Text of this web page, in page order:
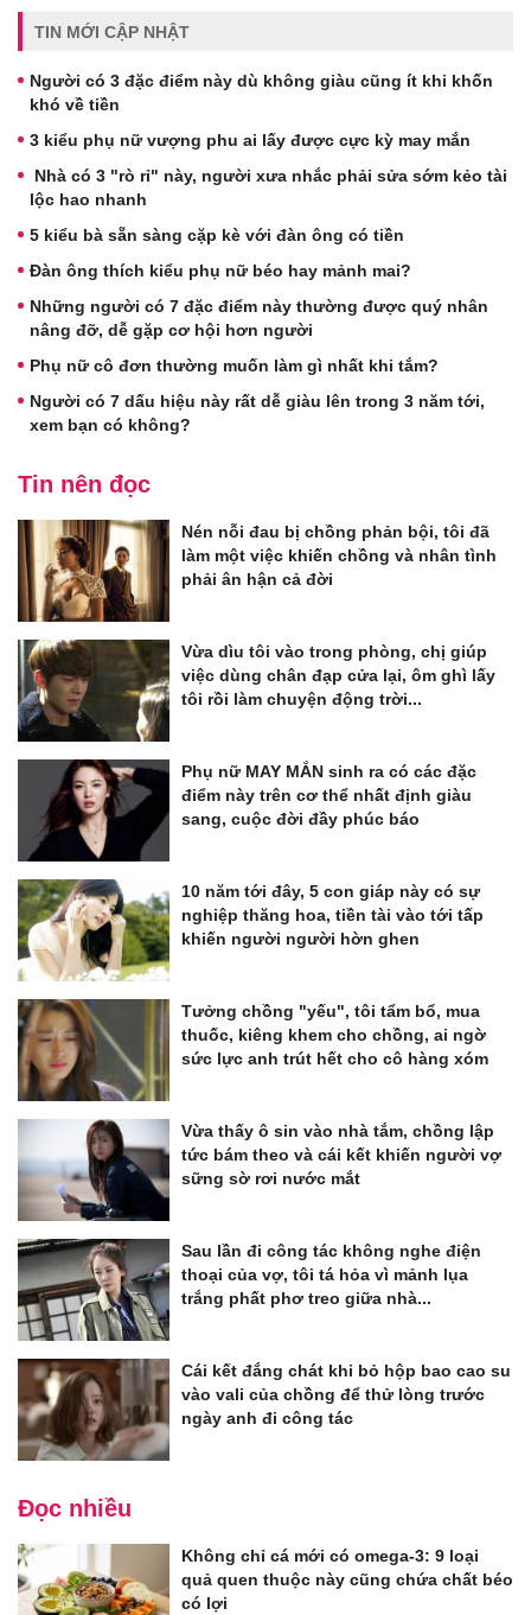
TIN MỚI CẬP NHẬT
Người có 3 đặc điểm này dù không giàu cũng ít khi khốn
khó về tiền
3 kiểu phụ nữ vượng phu ai lấy được cực kỳ may mắn
Nhà có 3 "rò rỉ" này, người xưa nhắc phải sửa sớm kẻo tài
lộc hao nhanh
5 kiểu bà sẵn sàng cặp kè với đàn ông có tiền
Đàn ông thích kiểu phụ nữ béo hay mảnh mai?
Những người có 7 đặc điểm này thường được quý nhân
nâng đỡ, dễ gặp cơ hội hơn người
Phụ nữ cô đơn thường muốn làm gì nhất khi tắm?
Người có 7 dấu hiệu này rất dễ giàu lên trong 3 năm tới,
xem bạn có không?
Tin nên đọc
Nén nỗi đau bị chồng phản bội, tôi đã
làm một việc khiến chồng và nhân tình
phải ân hận cả đời
Vừa dìu tôi vào trong phòng, chị giúp
việc dùng chân đạp cửa lại, ôm ghì lấy
tôi rồi làm chuyện động trời...
Phụ nữ MAY MẮN sinh ra có các đặc
điểm này trên cơ thể nhất định giàu
sang, cuộc đời đầy phúc báo
10 năm tới đây, 5 con giáp này có sự
nghiệp thăng hoa, tiền tài vào tới tấp
khiến người người hờn ghen
Tưởng chồng "yếu", tôi tẩm bổ, mua
thuốc, kiêng khem cho chồng, ai ngờ
sức lực anh trút hết cho cô hàng xóm
Vừa thấy ô sin vào nhà tắm, chồng lập
tức bám theo và cái kết khiến người vợ
sững sờ rơi nước mắt
Sau lần đi công tác không nghe điện
thoại của vợ, tôi tá hỏa vì mảnh lụa
trắng phất phơ treo giữa nhà...
Cái kết đắng chát khi bỏ hộp bao cao su
vào vali của chồng để thử lòng trước
ngày anh đi công tác
Đọc nhiều
Không chỉ cá mới có omega-3: 9 loại
quả quen thuộc này cũng chứa chất béo
có lợi